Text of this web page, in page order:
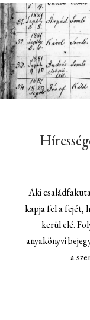
Aki
kapja fel a fejét,
kerül elé.
anyakönyvi
a